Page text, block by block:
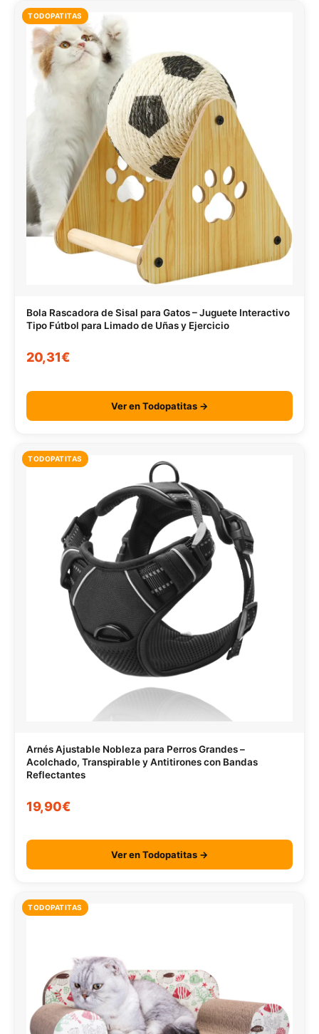
TODOPATITAS
Bola Rascadora de Sisal para Gatos – Juguete Interactivo
Tipo Fútbol para Limado de Uñas y Ejercicio
20,31€
Ver en Todopatitas →
TODOPATITAS
Arnés Ajustable Nobleza para Perros Grandes –
Acolchado, Transpirable y Antitirones con Bandas
Reflectantes
19,90€
Ver en Todopatitas →
TODOPATITAS